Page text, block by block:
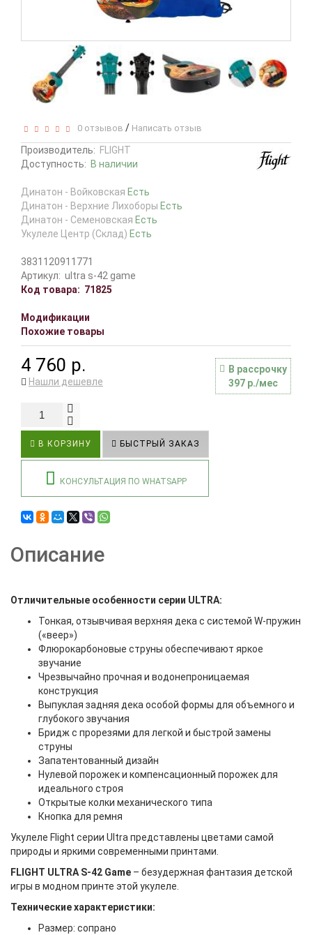
0 отзывов / Написать отзыв
Производитель: FLIGHT
Доступность: В наличии
Динатон - Войковская Есть
Динатон - Верхние Лихоборы Есть
Динатон - Семеновская Есть
Укулеле Центр (Склад) Есть
3831120911771
Артикул: ultra s-42 game
Код товара: 71825
Модификации
Похожие товары
4 760 р.
В рассрочку
397 р./мес
Нашли дешевле
В КОРЗИНУ БЫСТРЫЙ ЗАКАЗ
КОНСУЛЬТАЦИЯ ПО WHATSAPP
Описание
Отличительные особенности серии ULTRA:
Тонкая, отзывчивая верхняя дека с системой W-пружин
(«веер»)
Флюрокарбоновые струны обеспечивают яркое
звучание
Чрезвычайно прочная и водонепроницаемая
конструкция
Выпуклая задняя дека особой формы для объемного и
глубокого звучания
Бридж с прорезями для легкой и быстрой замены
струны
Запатентованный дизайн
Нулевой порожек и компенсационный порожек для
идеального строя
Открытые колки механического типа
Кнопка для ремня
Укулеле Flight серии Ultra представлены цветами самой
природы и яркими современными принтами.
FLIGHT ULTRA S-42 Game – безудержная фантазия детской
игры в модном принте этой укулеле.
Технические характеристики:
Размер: сопрано